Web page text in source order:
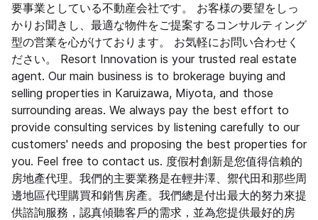
要事業としている不動産会社です。 お客様の要望をしっ
かりお聞きし、最適な物件をご提案するコンサルティング
型の営業を心がけております。 お気軽にお問い合わせく
ださい。 Resort Innovation is your trusted real estate
agent. Our main business is to brokerage buying and
selling properties in Karuizawa, Miyota, and those
surrounding areas. We always pay the best effort to
provide consulting services by listening carefully to our
customers' needs and proposing the best properties for
you. Feel free to contact us. 度假村創新是您值得信賴的
房地產代理。我們的主要業務是在輕井澤、禦代田和那些周
邊地區代理購買和銷售房產。我們總是付出最大的努力來提
供諮詢服務，認真傾聽客戶的需求，並為您提供最好的房